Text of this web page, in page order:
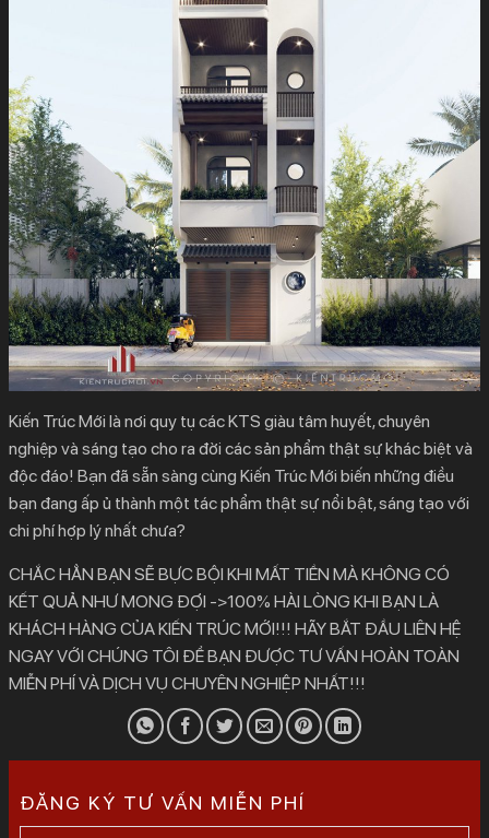
Kiến Trúc Mới là nơi quy tụ các KTS giàu tâm huyết, chuyên
nghiệp và sáng tạo cho ra đời các sản phẩm thật sự khác biệt và
độc đáo! Bạn đã sẵn sàng cùng Kiến Trúc Mới biến những điều
bạn đang ấp ủ thành một tác phẩm thật sự nổi bật, sáng tạo với
chi phí hợp lý nhất chưa?
CHẮC HẲN BẠN SẼ BỰC BỘI KHI MẤT TIỀN MÀ KHÔNG CÓ
KẾT QUẢ NHƯ MONG ĐỢI ->100% HÀI LÒNG KHI BẠN LÀ
KHÁCH HÀNG CỦA KIẾN TRÚC MỚI!!! HÃY BẮT ĐẦU LIÊN HỆ
NGAY VỚI CHÚNG TÔI ĐỂ BẠN ĐƯỢC TƯ VẤN HOÀN TOÀN
MIỄN PHÍ VÀ DỊCH VỤ CHUYÊN NGHIỆP NHẤT!!!
ĐĂNG KÝ TƯ VẤN MIỄN PHÍ